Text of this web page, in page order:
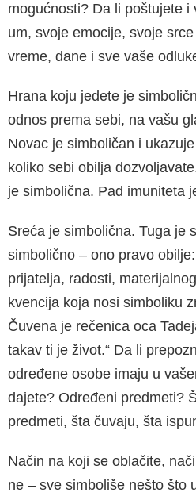
mogućnosti? Da li po­štujete i
um, svoje emocije, svoje
vreme, dane i sve vaše
Hrana koju jedete je
odnos prema sebi, na vašu
Novac je simboličan i
koliko sebi obilja
je simbolična. Pad imuniteta
Sreća je simbolična. Tuga je
simbolično – ono pravo
prijatelja, radosti,
kvencija koja nosi simboliku
Čuvena je rečenica oca
takav ti je život.“ Da li
određene osobe imaju u
dajete? Određeni predmeti?
predmeti, šta čuvaju, šta
Način na koji se oblačite,
ne – sve simboliše nešto što